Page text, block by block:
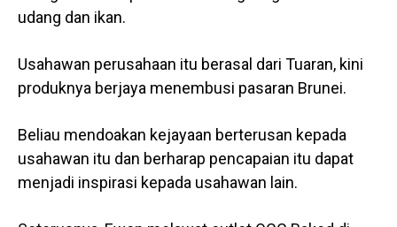
udang dan ikan.
Usahawan perusahaan itu berasal dari Tuaran, kini
produknya berjaya menembusi pasaran Brunei.
Beliau mendoakan kejayaan berterusan kepada
usahawan itu dan berharap pencapaian itu dapat
menjadi inspirasi kepada usahawan lain.